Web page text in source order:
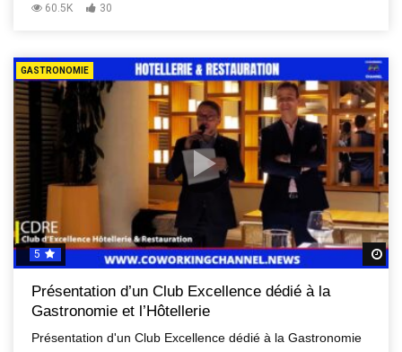
60.5K 30
GASTRONOMIE
5
Présentation d’un Club Excellence dédié à la
Gastronomie et l’Hôtellerie
Présentation d'un Club Excellence dédié à la Gastronomie